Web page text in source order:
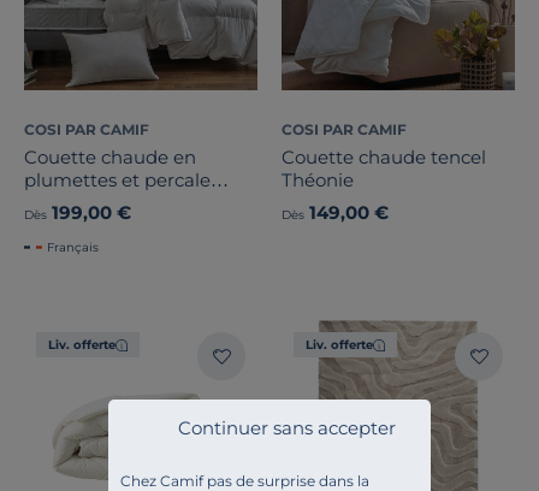
Chez Camif pas de surprise dans la
Continuer sans accepter
COSI PAR CAMIF
Couette chaude en
plumettes et percale
biologique Carl
Dès 199,00 €
Français
COSI PAR CAMIF
Couette chaude tencel
Théonie
Dès 149,00 €
Liv. offerte Liv. offerte